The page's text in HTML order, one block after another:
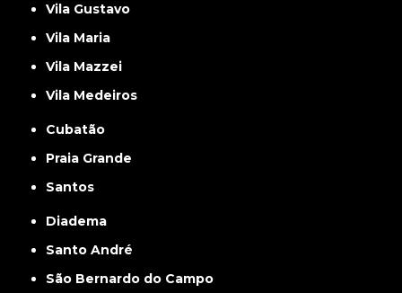
Vila Gustavo
Vila Maria
Vila Mazzei
Vila Medeiros
Cubatão
Praia Grande
Santos
Diadema
Santo André
São Bernardo do Campo